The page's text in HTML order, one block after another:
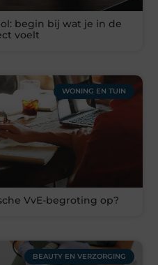
begin bij wat je in de
voelt
WONING EN TUIN
VvE-begroting op?
BEAUTY EN VERZORGING